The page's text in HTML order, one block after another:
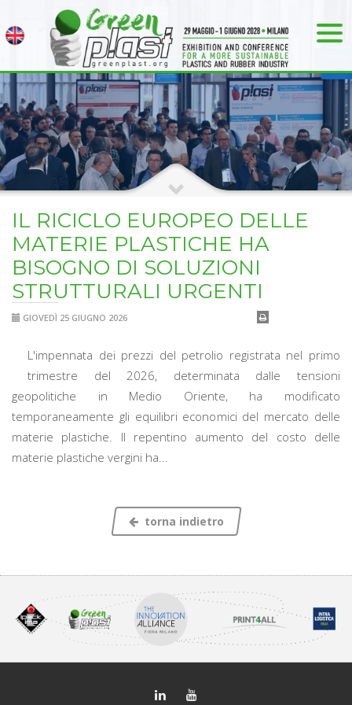
IL RICICLO EUROPEO DELLE
MATERIE PLASTICHE HA
BISOGNO DI SOLUZIONI
STRUTTURALI URGENTI
GIOVEDÌ 25 GIUGNO 2026
L'impennata dei prezzi del petrolio registrata nel primo
trimestre del 2026, determinata dalle tensioni
geopolitiche in Medio Oriente, ha modificato
temporaneamente gli equilibri economici del mercato delle
materie plastiche. Il repentino aumento del costo delle
materie plastiche vergini ha...
torna indietro